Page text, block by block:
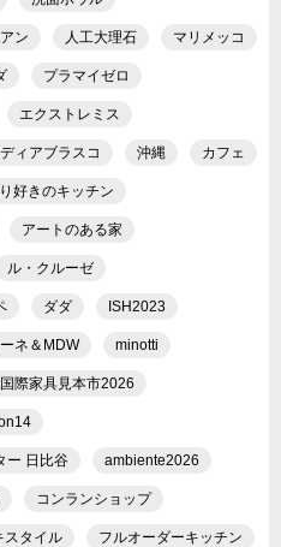
ン 人工大理石 マリメッコ
プラマイゼロ
エクストレミス
ィアブラスコ 沖縄 カフェ
好きのキッチン
アートのある家
ル・クルーゼ
ダダ ISH2023
ネ＆MDW minotti
際家具見本市2026
ー 日比谷 ambiente2026
コンランショップ
スタイル フルオーダーキッチン